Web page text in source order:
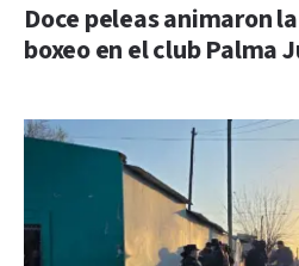
Doce peleas animaron
boxeo en el club Palma